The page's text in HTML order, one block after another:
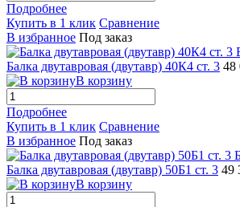
Подробнее
Купить в 1 клик Сравнение
В избранное Под заказ
Балка двутавровая (двутавр) 40К4 ст. 3 48
В корзину
Подробнее
Купить в 1 клик Сравнение
В избранное Под заказ
Балка двутавровая (двутавр) 50Б1 ст. 3 49
В корзину